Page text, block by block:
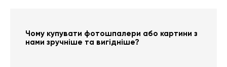
Чому купувати фотошпалери або картини з
нами зручніше та вигідніше?